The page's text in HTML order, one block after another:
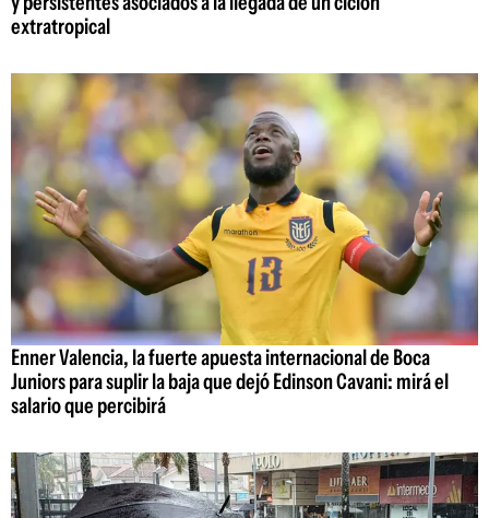
extratropical
Enner Valencia, la fuerte apuesta internacional de Boca
Juniors para suplir la baja que dejó Edinson Cavani: mirá el
salario que percibirá